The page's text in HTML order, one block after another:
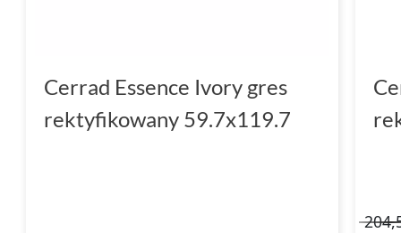
Cerrad Essence Ivory gres
rektyfikowany 59.7x119.7